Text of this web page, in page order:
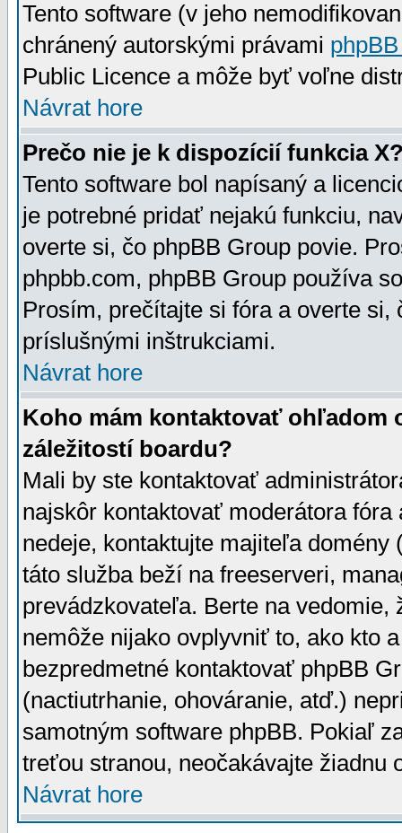
Tento software (v jeho
chránený autorskými právami
Public Licence a môže byť voľne
Návrat hore
Prečo nie je k dispozícií funkcia
Tento software bol napísaný a
je potrebné pridať nejakú funkciu,
overte si, čo phpBB Group povie.
phpbb.com, phpBB Group používa
Prosím, prečítajte si fóra a overte
príslušnými inštrukciami.
Návrat hore
Koho mám kontaktovať ohľadom
záležitostí boardu?
Mali by ste kontaktovať
najskôr kontaktovať moderátora
nedeje, kontaktujte majiteľa
táto služba beží na freeserveri,
prevádzkovateľa. Berte na vedomie,
nemôže nijako ovplyvniť to, ako kto
bezpredmetné kontaktovať phpBB
(nactiutrhanie, ohováranie, atď.)
samotným software phpBB. Pokiaľ
treťou stranou, neočakávajte žiadnu
Návrat hore